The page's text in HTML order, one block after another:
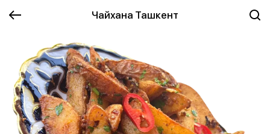
Чайхана Ташкент